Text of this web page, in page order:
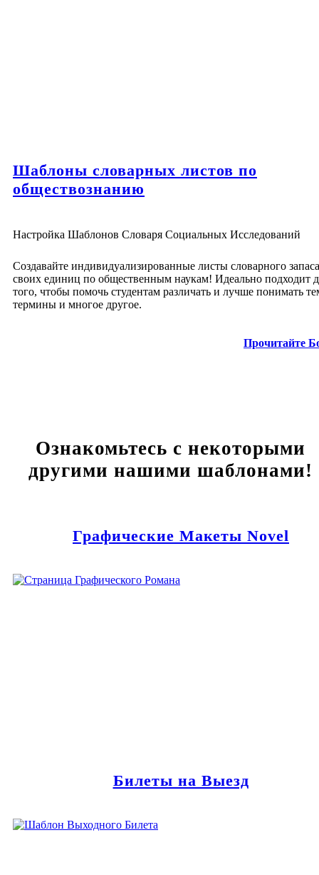
Шаблоны словарных листов по
обществознанию
Настройка Шаблонов Словаря Социальных Исследований
Создавайте индивидуализированные листы словарного
своих единиц по общественным наукам! Идеально подходит
того, чтобы помочь студентам различать и лучше понимать
термины и многое другое.
Прочитайте
Ознакомьтесь с некоторыми
другими нашими шаблонами!
Графические Макеты Novel
Билеты на Выезд